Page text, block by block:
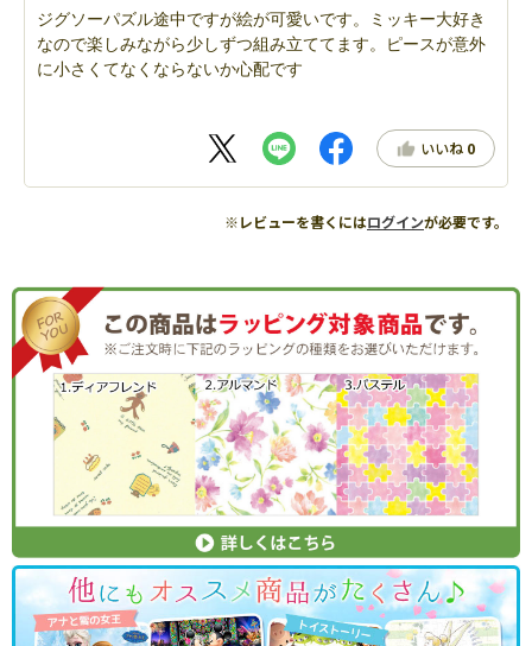
ジグソーパズル途中ですが絵が可愛いです。ミッキー大好き
なので楽しみながら少しずつ組み立ててます。ピースが意外
に小さくてなくならないか心配です
いいね 0
※レビューを書くにはログインが必要です。